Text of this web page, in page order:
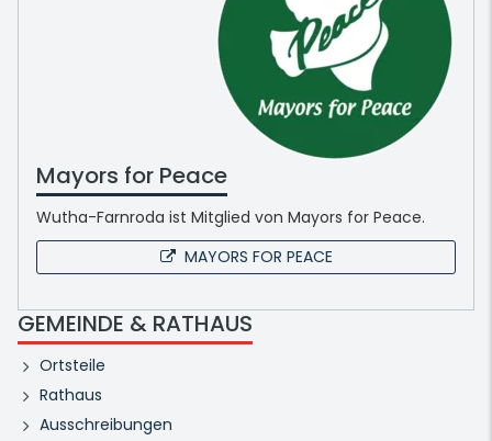
Mayors for Peace
Wutha-Farnroda ist Mitglied von Mayors for Peace.
MAYORS FOR PEACE
GEMEINDE & RATHAUS
Ortsteile
Rathaus
Ausschreibungen